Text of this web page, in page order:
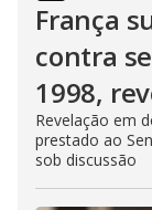
França
contra
1998,
Revelação em
prestado ao
sob discussão